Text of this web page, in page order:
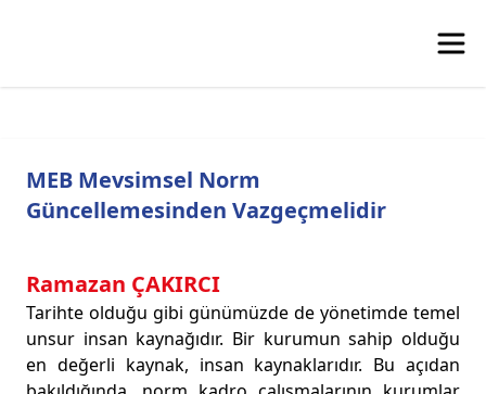
MEB Mevsimsel Norm
Güncellemesinden Vazgeçmelidir
Ramazan ÇAKIRCI
Tarihte olduğu gibi günümüzde de yönetimde temel
unsur insan kaynağıdır. Bir kurumun sahip olduğu
en değerli kaynak, insan kaynaklarıdır. Bu açıdan